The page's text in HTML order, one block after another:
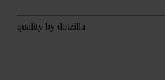
qua­li­ty by dot­zil­la